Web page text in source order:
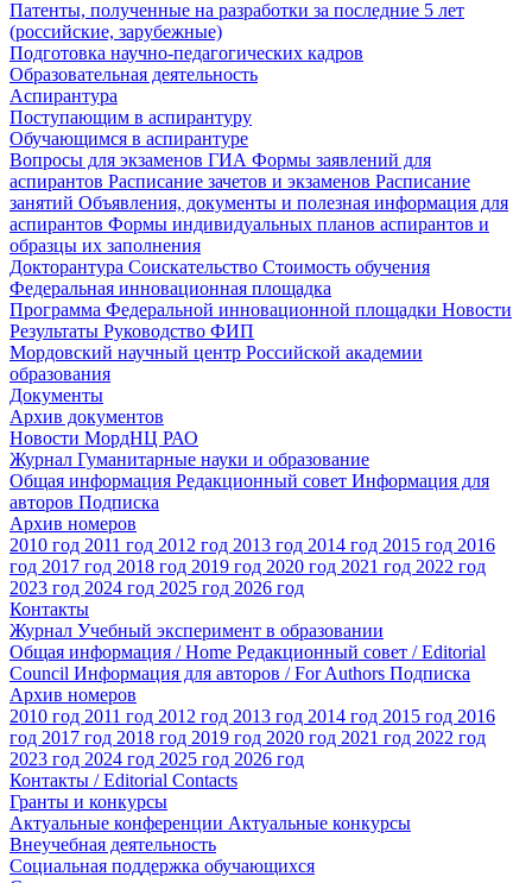
Патенты, полученные на разработки за последние 5 лет
(российские, зарубежные)
Подготовка научно-педагогических кадров
Образовательная деятельность
Аспирантура
Поступающим в аспирантуру
Обучающимся в аспирантуре
Вопросы для экзаменов ГИА Формы заявлений для
аспирантов Расписание зачетов и экзаменов Расписание
занятий Объявления, документы и полезная информация для
аспирантов Формы индивидуальных планов аспирантов и
образцы их заполнения
Докторантура Соискательство Стоимость обучения
Федеральная инновационная площадка
Программа Федеральной инновационной площадки Новости
Результаты Руководство ФИП
Мордовский научный центр Российской академии
образования
Документы
Архив документов
Новости МордНЦ РАО
Журнал Гуманитарные науки и образование
Общая информация Редакционный совет Информация для
авторов Подписка
Архив номеров
2010 год 2011 год 2012 год 2013 год 2014 год 2015 год 2016
год 2017 год 2018 год 2019 год 2020 год 2021 год 2022 год
2023 год 2024 год 2025 год 2026 год
Контакты
Журнал Учебный эксперимент в образовании
Общая информация / Home Редакционный совет / Editorial
Council Информация для авторов / For Authors Подписка
Архив номеров
2010 год 2011 год 2012 год 2013 год 2014 год 2015 год 2016
год 2017 год 2018 год 2019 год 2020 год 2021 год 2022 год
2023 год 2024 год 2025 год 2026 год
Контакты / Editorial Contacts
Гранты и конкурсы
Актуальные конференции Актуальные конкурсы
Внеучебная деятельность
Социальная поддержка обучающихся